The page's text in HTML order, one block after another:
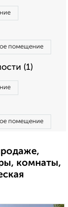
помещение
(1)
помещение
комнаты,